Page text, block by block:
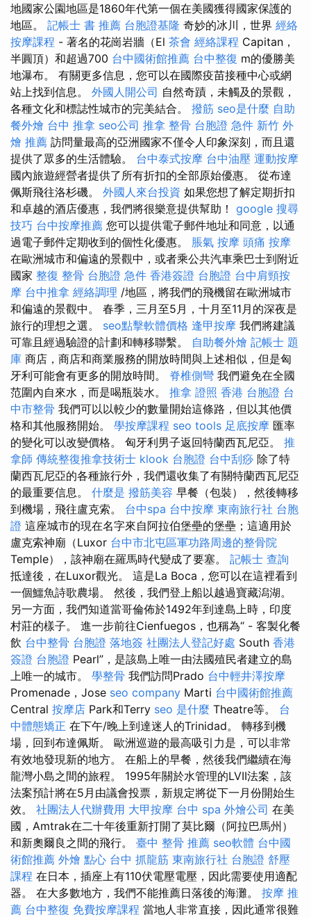
地國家公園地區是1860年代第一個在美國獲得國家保護的
地區。 記帳士 書 推薦 台胞證基隆 奇妙的冰川，世界 經絡
按摩課程 - 著名的花崗岩牆（El 茶會 經絡課程 Capitan，
半圓頂）和超過700 台中國術館推薦 台中整復 m的優勝美
地瀑布。 有關更多信息，您可以在國際疫苗接種中心或網
站上找到信息。 外國人開公司 自然奇蹟，未觸及的景觀，
各種文化和標誌性城市的完美結合。 撥筋 seo是什麼 自助
餐外燴 台中 推拿 seo公司 推拿 整骨 台胞證 急件 新竹 外
燴 推薦 訪問量最高的亞洲國家不僅令人印象深刻，而且還
提供了眾多的生活體驗。 台中泰式按摩 台中油壓 運動按摩
國內旅遊經營者提供了所有折扣的全部原始優惠。 從布達
佩斯飛往洛杉磯。 外國人來台投資 如果您想了解定期折扣
和卓越的酒店優惠，我們將很樂意提供幫助！ google 搜尋
技巧 台中按摩推薦 您可以提供電子郵件地址和同意，以通
過電子郵件定期收到的個性化優惠。 脹氣 按摩 頭痛 按摩
在歐洲城市和偏遠的景觀中，或者乘公共汽車乘巴士到附近
國家 整復 整骨 台胞證 急件 香港簽證 台胞證 台中肩頸按
摩 台中推拿 經絡調理 /地區，將我們的飛機留在歐洲城市
和偏遠的景觀中。 春季，三月至5月，十月至11月的深夜是
旅行的理想之選。 seo點擊軟體價格 逢甲按摩 我們將建議
可靠且經過驗證的計劃和轉移聯繫。 自助餐外燴 記帳士 題
庫 商店，商店和商業服務的開放時間與上述相似，但是匈
牙利可能會有更多的開放時間。 脊椎側彎 我們避免在全國
范圍內自來水，而是喝瓶裝水。 推拿 證照 香港 台胞證 台
中市整骨 我們可以以較少的數量開始這條路，但以其他價
格和其他服務開始。 學按摩課程 seo tools 足底按摩 匯率
的變化可以改變價格。 匈牙利男子返回特蘭西瓦尼亞。 推
拿師 傳統整復推拿技術士 klook 台胞證 台中刮痧 除了特
蘭西瓦尼亞的各種旅行外，我們還收集了有關特蘭西瓦尼亞
的最重要信息。 什麼是 撥筋美容 早餐（包裝），然後轉移
到機場，飛往盧克索。 台中spa 台中按摩 東南旅行社 台胞
證 這座城市的現在名字來自阿拉伯堡壘的堡壘；這適用於
盧克索神廟（Luxor 台中市北屯區軍功路周邊的整骨院
Temple），該神廟在羅馬時代變成了要塞。 記帳士 查詢
抵達後，在Luxor觀光。 這是La Boca，您可以在這裡看到
一個鱷魚詩歌農場。 然後，我們登上船以越過寶藏潟湖。
另一方面，我們知道當哥倫佈於1492年到達島上時，印度
村莊的樣子。 進一步前往Cienfuegos，也稱為“ - 客製化餐
飲 台中整骨 台胞證 落地簽 社團法人登記好處 South 香港
簽證 台胞證 Pearl”，是該島上唯一由法國殖民者建立的島
上唯一的城市。 學整骨 我們訪問Prado 台中輕井澤按摩
Promenade，Jose seo company Marti 台中國術館推薦
Central 按摩店 Park和Terry seo 是什麼 Theatre等。 台
中體態矯正 在下午/晚上到達迷人的Trinidad。 轉移到機
場，回到布達佩斯。 歐洲巡遊的最高吸引力是，可以非常
有效地發現新的地方。 在船上的早餐，然後我們繼續在海
龍灣小島之間的旅程。 1995年關於水管理的LVII法案，該
法案預計將在5月由議會投票，新規定將從下一月份開始生
效。 社團法人代辦費用 大甲按摩 台中 spa 外燴公司 在美
國，Amtrak在二十年後重新打開了莫比爾（阿拉巴馬州）
和新奧爾良之間的飛行。 臺中 整骨 推薦 seo軟體 台中國
術館推薦 外燴 點心 台中 抓龍筋 東南旅行社 台胞證 舒壓
課程 在日本，插座上有110伏電壓電壓，因此需要使用適配
器。 在大多數地方，我們不能推薦日落後的海灘。 按摩 推
薦 台中整復 免費按摩課程 當地人非常直接，因此通常很難